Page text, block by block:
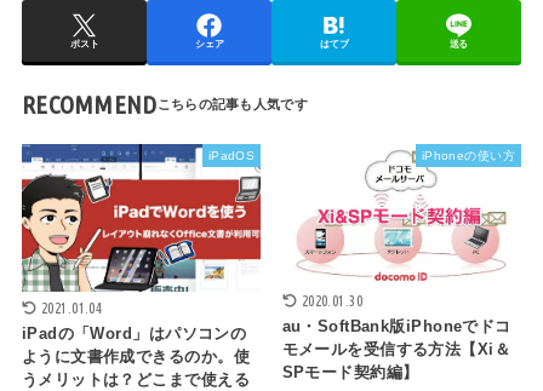
ポスト シェア はてブ 送る
RECOMMEND
iPadOS
2021.01.04
iPadの「Word」はパソコンの
ように文書作成できるのか。使
うメリットは？どこまで使える
iPhoneの使い方
2020.01.30
au・SoftBank版iPhoneでドコ
モメールを受信する方法【Xi＆
SPモード契約編】